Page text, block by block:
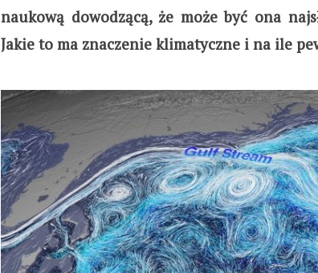
naukową dowodzącą, że może być ona
Jakie to ma znaczenie klimatyczne i na ile